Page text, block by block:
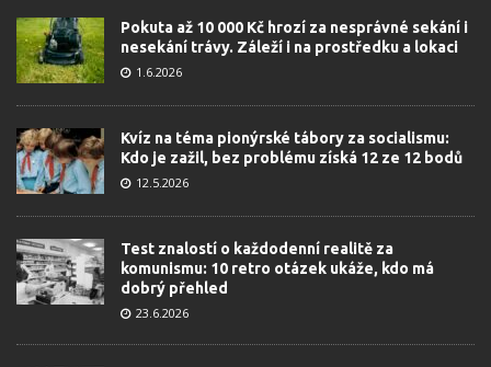
Pokuta až 10 000 Kč hrozí za nesprávné sekání i
nesekání trávy. Záleží i na prostředku a lokaci
1.6.2026
Kvíz na téma pionýrské tábory za socialismu:
Kdo je zažil, bez problému získá 12 ze 12 bodů
12.5.2026
Test znalostí o každodenní realitě za
komunismu: 10 retro otázek ukáže, kdo má
dobrý přehled
23.6.2026